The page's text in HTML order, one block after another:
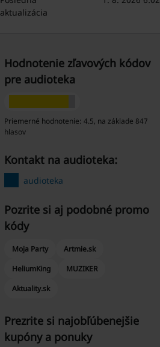
aktualizácia
Hodnotenie zľavových kódov
pre audioteka
Priemerné hodnotenie: 4.5, na základe 847
hlasov
Kontakt na audioteka:
audioteka
Pozrite si aj podobné promo
kódy
Moja Party
Artmie.sk
HeliumKing
MUZIKER
Aktuality.sk
Prezrite si najobľúbenejšie
kupóny a ponuky